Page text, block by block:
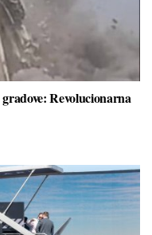
Revolucionarna